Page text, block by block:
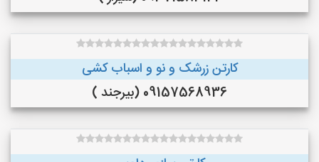
کارتن زرشک و نو و اسباب کشی
09157568936 (بیرجند )